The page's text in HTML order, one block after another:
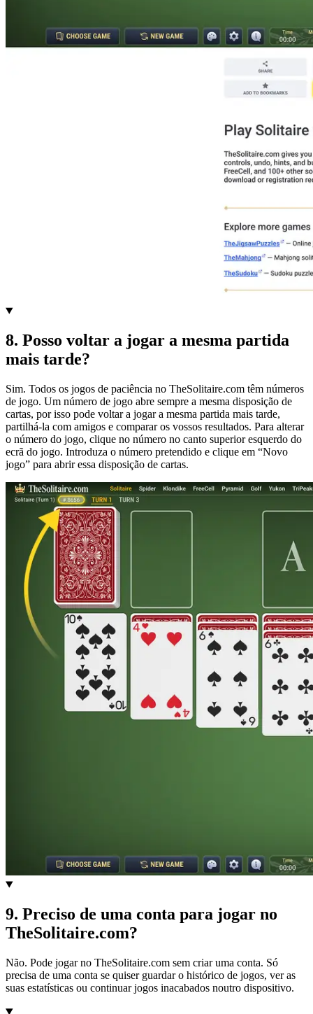
8. Posso voltar a jogar a mesma partida
mais tarde?
Sim. Todos os jogos de paciência no TheSolitaire.com têm números
de jogo. Um número de jogo abre sempre a mesma disposição de
cartas, por isso pode voltar a jogar a mesma partida mais tarde,
partilhá-la com amigos e comparar os vossos resultados. Para alterar
o número do jogo, clique no número no canto superior esquerdo do
ecrã do jogo. Introduza o número pretendido e clique em “Novo
jogo” para abrir essa disposição de cartas.
9. Preciso de uma conta para jogar no
TheSolitaire.com?
Não. Pode jogar no TheSolitaire.com sem criar uma conta. Só
precisa de uma conta se quiser guardar o histórico de jogos, ver as
suas estatísticas ou continuar jogos inacabados noutro dispositivo.